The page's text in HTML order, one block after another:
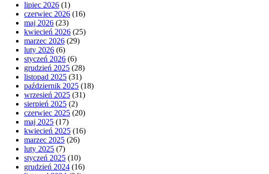
lipiec 2026 (1)
czerwiec 2026 (16)
maj 2026 (23)
kwiecień 2026 (25)
marzec 2026 (29)
luty 2026 (6)
styczeń 2026 (6)
grudzień 2025 (28)
listopad 2025 (31)
październik 2025 (18)
wrzesień 2025 (31)
sierpień 2025 (2)
czerwiec 2025 (20)
maj 2025 (17)
kwiecień 2025 (16)
marzec 2025 (26)
luty 2025 (7)
styczeń 2025 (10)
grudzień 2024 (16)